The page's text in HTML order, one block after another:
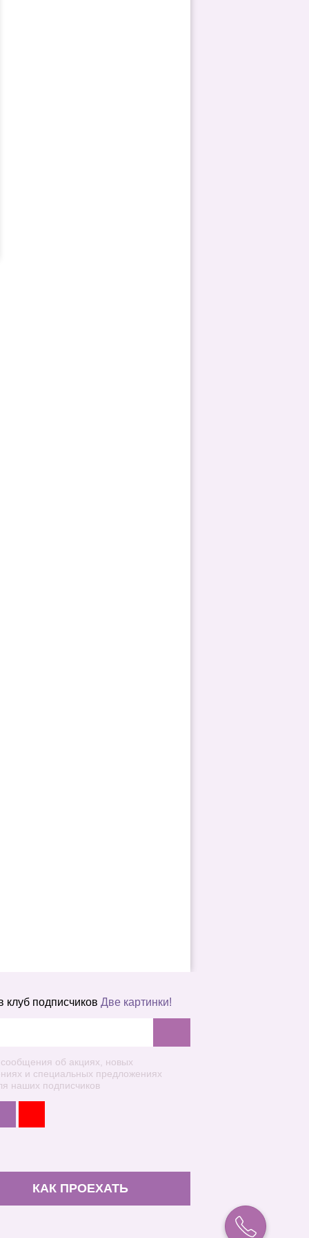
клуб подписчиковДве картинки!
об акциях, новых
и специальных предложениях
наших подписчиков
КАК ПРОЕХАТЬ